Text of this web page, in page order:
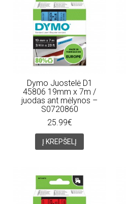
Dymo Juostelė D1
45806 19mm x 7m /
juodas ant mėlynos –
S0720860
25.99€
Į KREPŠELĮ